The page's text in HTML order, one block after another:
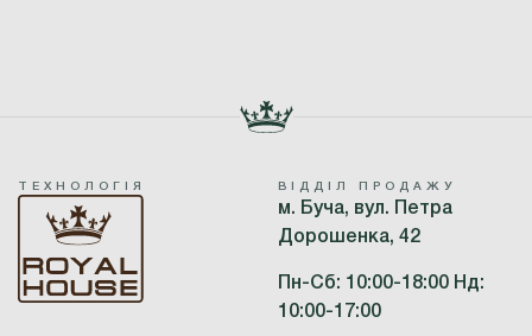
ТЕХНОЛОГІЯ ВІДДІЛ ПРОДАЖУ
м. Буча, вул. Петра
Дорошенка, 42
Пн-Сб: 10:00-18:00 Нд:
10:00-17:00